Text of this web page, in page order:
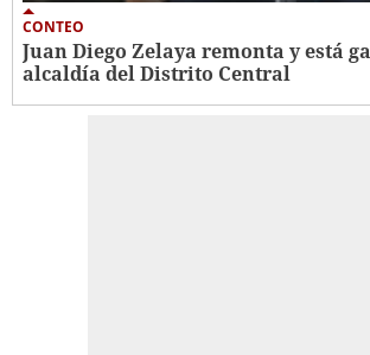
CONTEO
Juan Diego Zelaya remonta y está
alcaldía del Distrito Central